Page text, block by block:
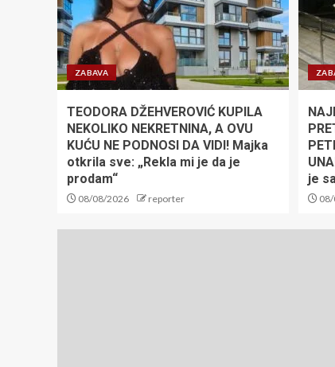
ZABAVA
TEODORA DŽEHVEROVIĆ KUPILA
NEKOLIKO NEKRETNINA, A OVU
KUĆU NE PODNOSI DA VIDI! Majka
otkrila sve: „Rekla mi je da je
prodam“
08/08/2026 reporter
je